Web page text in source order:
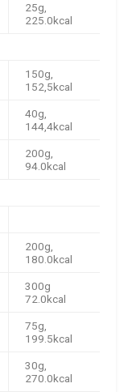
25g,
225.0kcal
150g,
152,5kcal
40g,
144,4kcal
200g,
94.0kcal
200g,
180.0kcal
300g
72.0kcal
75g,
199.5kcal
30g,
270.0kcal